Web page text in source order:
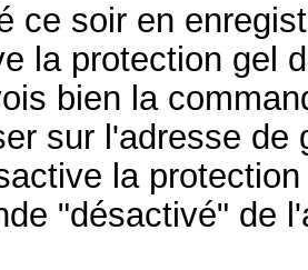
ce soir en
la protection gel
bien la
sur l'adresse de
la
"désactivé" de